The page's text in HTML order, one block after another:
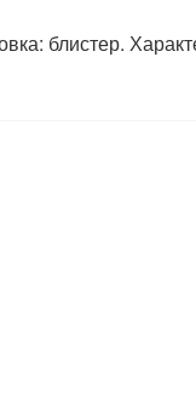
блистер.